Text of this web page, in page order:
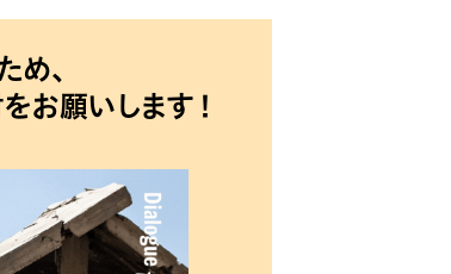
め、
お願いします！